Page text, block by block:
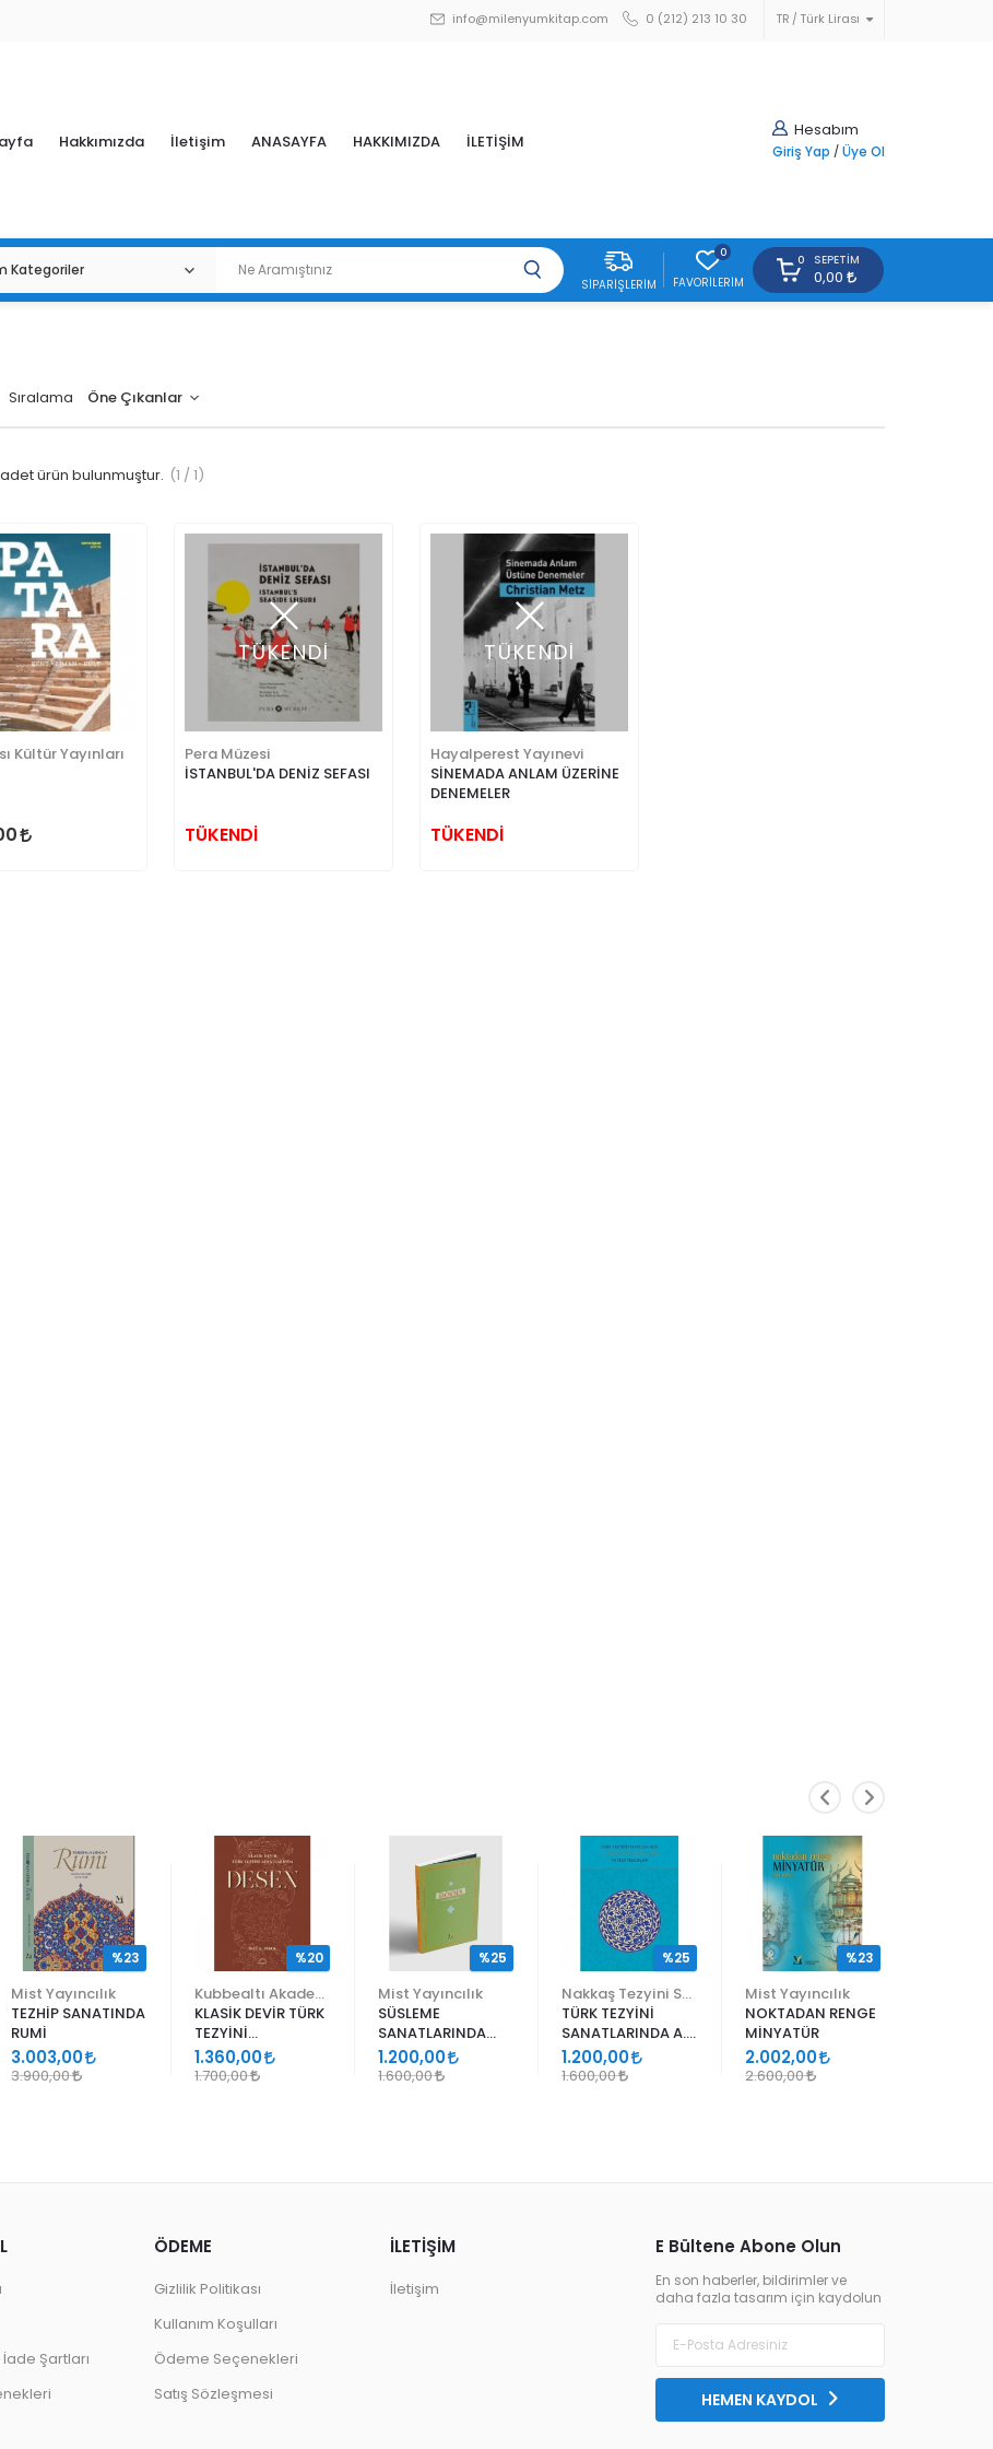
TR Türk Lirası
info@milenyumkitap.com 0 (212) 213 10 30
Hesabım
Giriş Yap / Üye Ol
Hakkımızda İletişim ANASAYFA HAKKIMIZDA İLETİŞİM
SIPARIŞLERIM
0
FAVORILERIM
0 SEPETIM
0,00
Sıralama
adet ürün bulunmuştur. (1 / 1)
Kültür Yayınları
TÜKENDİ
Pera Müzesi
İSTANBUL'DA DENİZ SEFASI
TÜKENDİ
TÜKENDİ
Hayalperest Yayınevi
SİNEMADA ANLAM ÜZERİNE
DENEMELER
TÜKENDİ
Mist Yayıncılık
TEZHİP SANATINDA
RUMİ
3.003,00
3.900,00
%23
KLASİK DEVİR TÜRK
TEZYİNİ
SANATLARINDA
DESEN
1.360,00
1.700,00
%20
Mist Yayıncılık
SÜSLEME
SANATLARINDA
GEÇMELER
1.200,00
1.600,00
%25
TÜRK TEZYİNİ
SANATLARINDA A.
SÜHEYL ÜNVER VE
YENİ TERKİPLERİ
1.200,00
1.600,00
%25
Mist Yayıncılık
NOKTADAN RENGE
MİNYATÜR
2.002,00
2.600,00
%23
E Bültene Abone Olun
En son haberler, bildirimler ve
daha fazla tasarım için kaydolun
HEMEN KAYDOL
Şartları
ÖDEME
Gizlilik Politikası
Kullanım Koşulları
Ödeme Seçenekleri
Satış Sözleşmesi
İLETİŞİM
İletişim